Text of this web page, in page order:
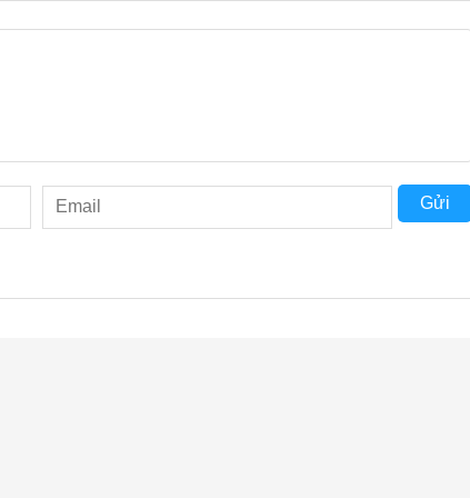
hóa toàn diện, giải phóng đôi
Gửi